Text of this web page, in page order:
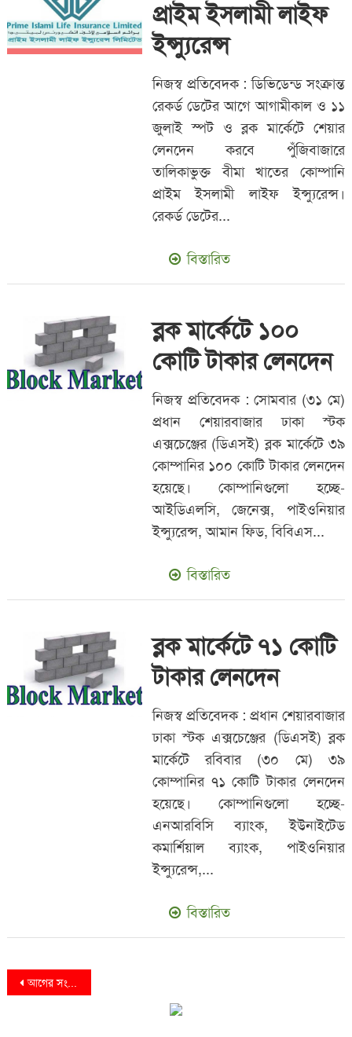
প্রাইম ইসলামী লাইফ
ইন্স্যুরেন্স
নিজস্ব প্রতিবেদক : ডিভিডেন্ড সংক্রান্ত
রেকর্ড ডেটের আগে আগামীকাল ও ১১
জুলাই স্পট ও ব্লক মার্কেটে শেয়ার
লেনদেন করবে পুঁজিবাজারে
তালিকাভুক্ত বীমা খাতের কোম্পানি
প্রাইম ইসলামী লাইফ ইন্স্যুরেন্স।
রেকর্ড ডেটের...
বিস্তারিত
ব্লক মার্কেটে ১০০
কোটি টাকার লেনদেন
নিজস্ব প্রতিবেদক : সোমবার (৩১ মে)
প্রধান শেয়ারবাজার ঢাকা স্টক
এক্সচেঞ্জের (ডিএসই) ব্লক মার্কেটে ৩৯
কোম্পানির ১০০ কোটি টাকার লেনদেন
হয়েছে। কোম্পানিগুলো হচ্ছে-
আইডিএলসি, জেনেক্স, পাইওনিয়ার
ইন্স্যুরেন্স, আমান ফিড, বিবিএস...
বিস্তারিত
ব্লক মার্কেটে ৭১ কোটি
টাকার লেনদেন
নিজস্ব প্রতিবেদক : প্রধান শেয়ারবাজার
ঢাকা স্টক এক্সচেঞ্জের (ডিএসই) ব্লক
মার্কেটে রবিবার (৩০ মে) ৩৯
কোম্পানির ৭১ কোটি টাকার লেনদেন
হয়েছে। কোম্পানিগুলো হচ্ছে-
এনআরবিসি ব্যাংক, ইউনাইটেড
কমার্শিয়াল ব্যাংক, পাইওনিয়ার
ইন্স্যুরেন্স,...
বিস্তারিত
Posts
আগের সংবাদ